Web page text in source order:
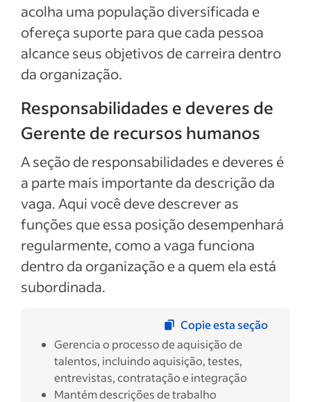
acolha uma população diversificada e
ofereça suporte para que cada pessoa
alcance seus objetivos de carreira dentro
da organização.
Responsabilidades e deveres de
Gerente de recursos humanos
A seção de responsabilidades e deveres é
a parte mais importante da descrição da
vaga. Aqui você deve descrever as
funções que essa posição desempenhará
regularmente, como a vaga funciona
dentro da organização e a quem ela está
subordinada.
Copie esta seção
Gerencia o processo de aquisição de
talentos, incluindo aquisição, testes,
entrevistas, contratação e integração
Mantém descrições de trabalho